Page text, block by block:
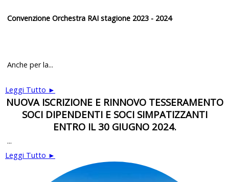
Convenzione Orchestra RAI stagione 2023 - 2024
Anche per la...
Leggi Tutto ►
NUOVA ISCRIZIONE E RINNOVO TESSERAMENTO
SOCI DIPENDENTI E SOCI SIMPATIZZANTI
ENTRO IL 30 GIUGNO 2024.
...
Leggi Tutto ►